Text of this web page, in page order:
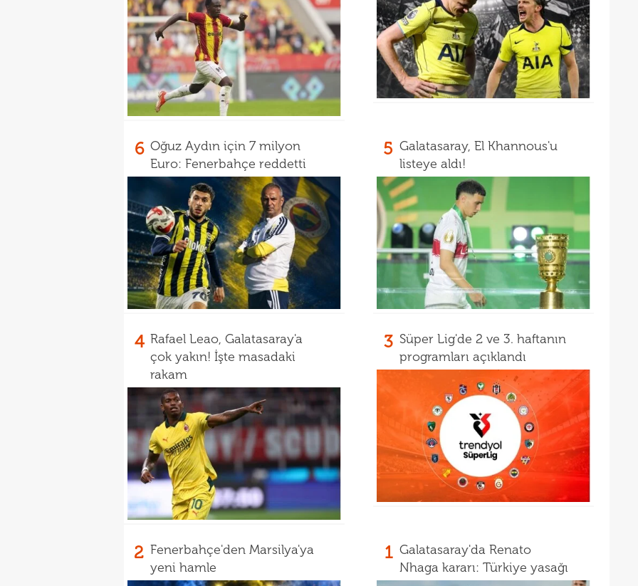
6 Oğuz Aydın için 7 milyon
Euro: Fenerbahçe reddetti
5 Galatasaray, El Khannous'u
listeye aldı!
4 Rafael Leao, Galatasaray'a
çok yakın! İşte masadaki
rakam
3 Süper Lig'de 2 ve 3. haftanın
programları açıklandı
2 Fenerbahçe'den Marsilya'ya
yeni hamle
1 Galatasaray'da Renato
Nhaga kararı: Türkiye yasağı